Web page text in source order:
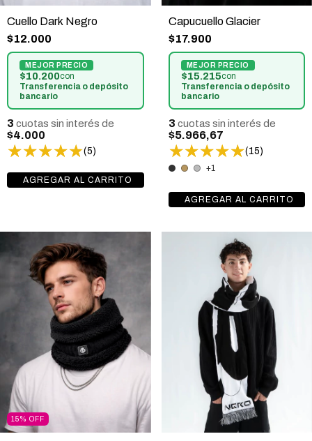
Cuello Dark Negro
(5)
$12.000
$10.200con
Transferencia o depósito
bancario
3 cuotas sin interés de
$4.000
Capucuello Glacier
(15)
$17.900
$15.215con
Transferencia o depósito
bancario
+1
3 cuotas sin interés de
$5.966,67
15% OFF